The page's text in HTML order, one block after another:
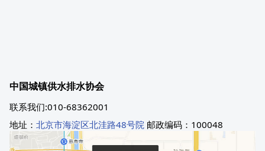
中国城镇供水排水协会
联系我们:010-68362001
地址： 北京市海淀区北洼路48号院 邮政编码：100048